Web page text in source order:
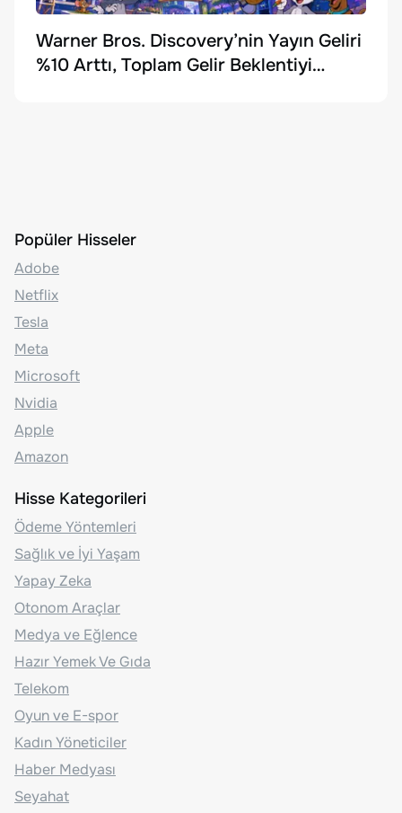
Warner Bros. Discovery’nin Yayın Geliri
%10 Arttı, Toplam Gelir Beklentiyi
Popüler Hisseler
Adobe
Netflix
Tesla
Meta
Microsoft
Nvidia
Apple
Amazon
Hisse Kategorileri
Ödeme Yöntemleri
Sağlık ve İyi Yaşam
Yapay Zeka
Otonom Araçlar
Medya ve Eğlence
Hazır Yemek Ve Gıda
Telekom
Oyun ve E-spor
Kadın Yöneticiler
Haber Medyası
Seyahat